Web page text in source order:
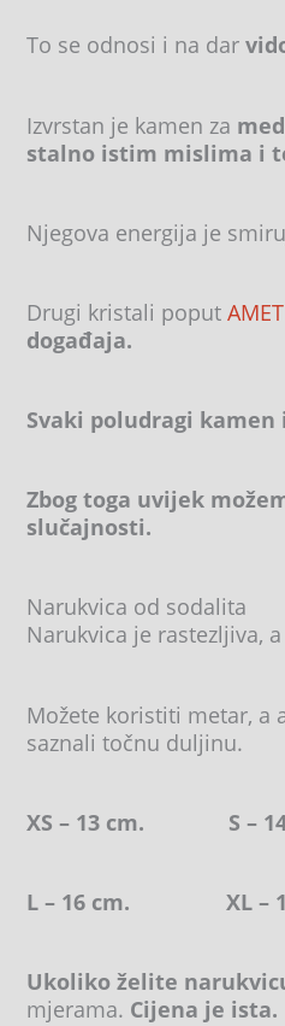
To se odnosi i na dar
Izvrstan je kamen za
stalno istim mislima i
Njegova energija je
Drugi kristali poput
događaja.
Svaki poludragi
Zbog toga uvijek
slučajnosti.
Narukvica od sodalita
Narukvica je rastezljiva,
Možete koristiti metar, a
saznali točnu duljinu.
XS – 13 cm. S
L – 16 cm. XL –
Ukoliko želite
mjerama. Cijena je ista.